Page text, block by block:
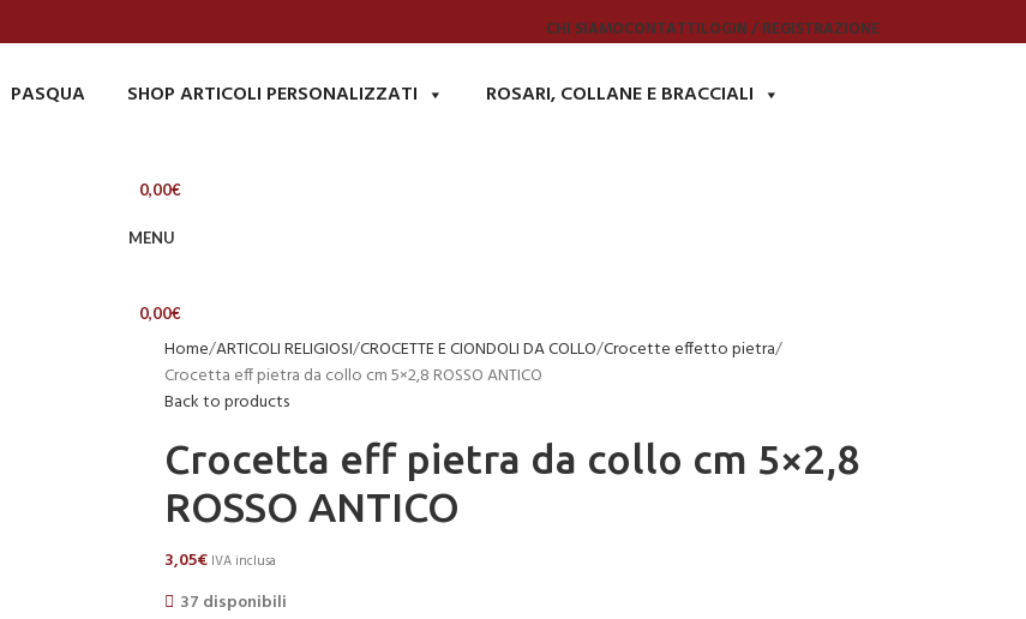
CHI SIAMOCONTATTILOGIN / REGISTRAZIONE
PASQUA SHOP ARTICOLI PERSONALIZZATI ROSARI, COLLANE E BRACCIALI
0,00€
MENU
0,00€
Home ARTICOLI RELIGIOSI CROCETTE E CIONDOLI DA COLLO Crocette effetto pietra
Crocetta eff pietra da collo cm 5×2,8 ROSSO ANTICO
Back to products
Crocetta eff pietra da collo cm 5×2,8
ROSSO ANTICO
3,05€ IVA inclusa
37 disponibili